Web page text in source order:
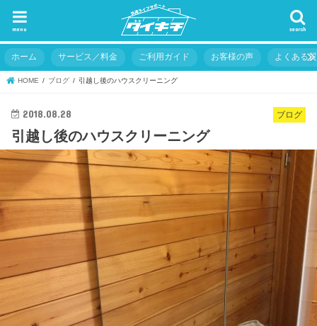
search
menu
ホーム サービス／料金 ご利用ガイド お客様の声 よくある
HOME ブログ 引越し後のハウスクリーニング
ブログ
2018.08.28
引越し後のハウスクリーニング